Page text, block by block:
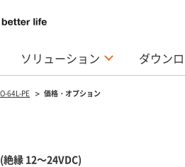
ソリューション ダウン
64L-PE 価格・オプション
縁 12～24VDC)